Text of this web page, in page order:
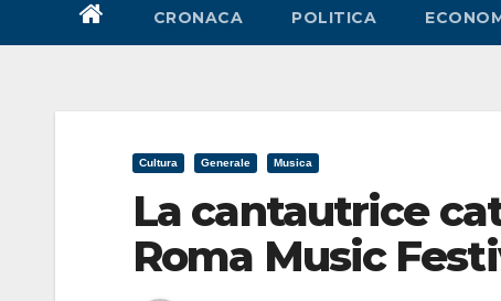
CRONACA POLITICA
Cultura Generale Musica
La cantautrice
Roma Music